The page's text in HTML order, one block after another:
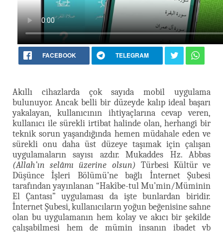
FACEBOOK TELEGRAM
Akıllı cihazlarda çok sayıda mobil uygulama
bulunuyor. Ancak belli bir düzeyde kalıp ideal başarı
yakalayan, kullanıcının ihtiyaçlarına cevap veren,
kullanıcı ile sürekli irtibat halinde olan, herhangi bir
teknik sorun yaşandığında hemen müdahale eden ve
sürekli onu daha üst düzeye taşımak için çalışan
uygulamaların sayısı azdır. Mukaddes Hz. Abbas
(Allah’ın selâmı üzerine olsun) Türbesi Kültür ve
Düşünce İşleri Bölümü’ne bağlı İnternet Şubesi
tarafından yayınlanan “Hakîbe-tul Mu’min/Müminin
El Çantası” uygulaması da işte bunlardan biridir.
İnternet Şubesi, kullanıcıların yoğun beğenisine sahne
olan bu uygulamanın hem kolay ve akıcı bir şekilde
çalışabilmesi hem de mümin insanın ibadet vb